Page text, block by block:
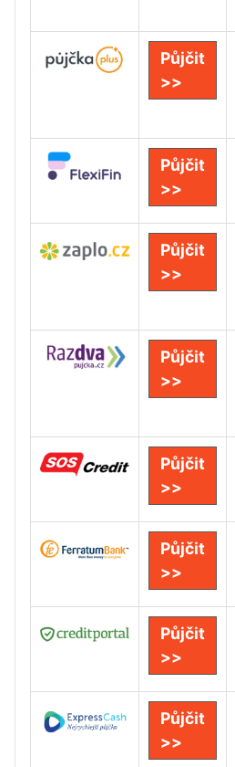
Půjčit
>>
Půjčit
>>
Půjčit
>>
Půjčit
>>
Půjčit
>>
Půjčit
>>
Půjčit
>>
Půjčit
>>